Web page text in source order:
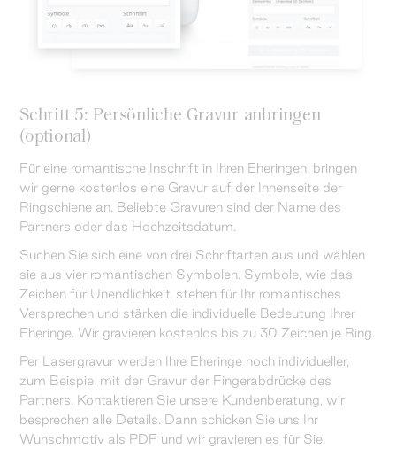
Schritt 5: Persönliche Gravur anbringen
(optional)
Für eine romantische Inschrift in Ihren Eheringen, bringen
wir gerne kostenlos eine Gravur auf der Innenseite der
Ringschiene an. Beliebte Gravuren sind der Name des
Partners oder das Hochzeitsdatum.
Suchen Sie sich eine von drei Schriftarten aus und wählen
sie aus vier romantischen Symbolen. Symbole, wie das
Zeichen für Unendlichkeit, stehen für Ihr romantisches
Versprechen und stärken die individuelle Bedeutung Ihrer
Eheringe. Wir gravieren kostenlos bis zu 30 Zeichen je Ring.
Per Lasergravur werden Ihre Eheringe noch individueller,
zum Beispiel mit der Gravur der Fingerabdrücke des
Partners. Kontaktieren Sie unsere Kundenberatung, wir
besprechen alle Details. Dann schicken Sie uns Ihr
Wunschmotiv als PDF und wir gravieren es für Sie.